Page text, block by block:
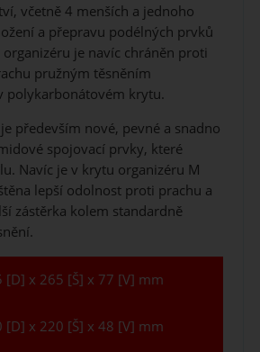
včetně 4 menších a jednoho
a přepravu podélných prvků
je navíc chráněn proti
pružným těsněním
polykarbonátovém krytu.
především nové, pevné a snadno
spojovací prvky, které
Navíc je v krytu organizéru M
lepší odolnost proti prachu a
zástěrka kolem standardně
[D] x 265 [Š] x 77 [V] mm
[D] x 220 [Š] x 48 [V] mm